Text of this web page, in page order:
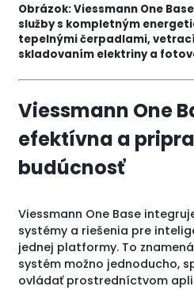
Obrázok: Viessmann One
služby s kompletným
tepelnými čerpadlami,
skladovaním elektriny a
Viessmann One
efektívna a
budúcnosť
Viessmann One Base
systémy a riešenia pre
jednej platformy. To
systém možno jednoducho,
ovládať prostredníctvom